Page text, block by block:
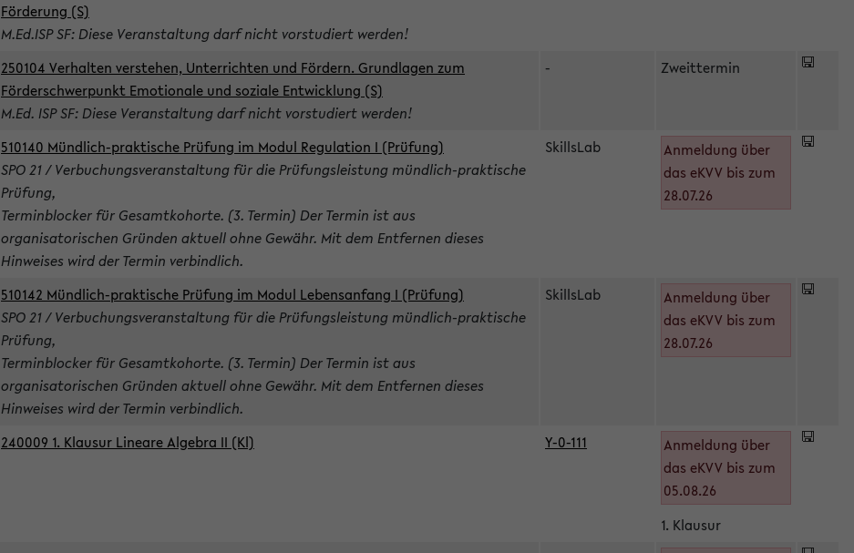
Förderung (S)
M.Ed.ISP SF: Diese Veranstaltung darf nicht vorstudiert werden!
250104 Verhalten verstehen, Unterrichten und Fördern. Grundlagen zum
Förderschwerpunkt Emotionale und soziale Entwicklung (S)
M.Ed. ISP SF: Diese Veranstaltung darf nicht vorstudiert werden!
- Zweittermin
510140 Mündlich-praktische Prüfung im Modul Regulation I (Prüfung)
SPO 21 / Verbuchungsveranstaltung für die Prüfungsleistung mündlich-praktische
Prüfung,
Terminblocker für Gesamtkohorte. (3. Termin) Der Termin ist aus
organisatorischen Gründen aktuell ohne Gewähr. Mit dem Entfernen dieses
Hinweises wird der Termin verbindlich.
SkillsLab
Anmeldung über
das eKVV bis zum
28.07.26
510142 Mündlich-praktische Prüfung im Modul Lebensanfang I (Prüfung)
SPO 21 / Verbuchungsveranstaltung für die Prüfungsleistung mündlich-praktische
Prüfung,
Terminblocker für Gesamtkohorte. (3. Termin) Der Termin ist aus
organisatorischen Gründen aktuell ohne Gewähr. Mit dem Entfernen dieses
Hinweises wird der Termin verbindlich.
SkillsLab
Anmeldung über
das eKVV bis zum
28.07.26
240009 1. Klausur Lineare Algebra II (Kl) Y-0-111
Anmeldung über
das eKVV bis zum
05.08.26
1. Klausur